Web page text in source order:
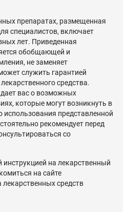
препаратах, размещенная
специалистов, включает
лет. Приведенная
обобщающей и
не заменяет
служить гарантией
средства.
вас о возможных
которые могут возникнуть в
использования представленной
рекомендует перед
со
на лекарственный
на сайте
лекарственных средств